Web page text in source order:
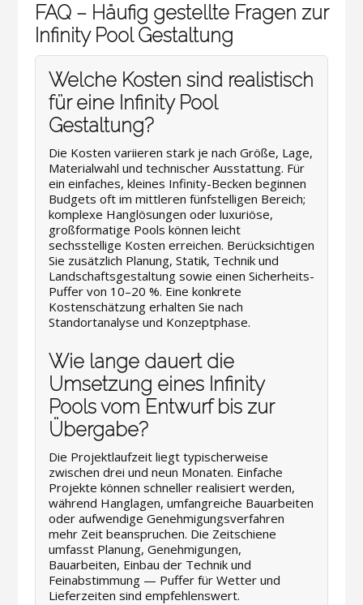
FAQ – Häufig gestellte Fragen zur
Infinity Pool Gestaltung
Welche Kosten sind realistisch
für eine Infinity Pool
Gestaltung?
Die Kosten variieren stark je nach Größe, Lage,
Materialwahl und technischer Ausstattung. Für
ein einfaches, kleines Infinity-Becken beginnen
Budgets oft im mittleren fünfstelligen Bereich;
komplexe Hanglösungen oder luxuriöse,
großformatige Pools können leicht
sechsstellige Kosten erreichen. Berücksichtigen
Sie zusätzlich Planung, Statik, Technik und
Landschaftsgestaltung sowie einen Sicherheits-
Puffer von 10–20 %. Eine konkrete
Kostenschätzung erhalten Sie nach
Standortanalyse und Konzeptphase.
Wie lange dauert die
Umsetzung eines Infinity
Pools vom Entwurf bis zur
Übergabe?
Die Projektlaufzeit liegt typischerweise
zwischen drei und neun Monaten. Einfache
Projekte können schneller realisiert werden,
während Hanglagen, umfangreiche Bauarbeiten
oder aufwendige Genehmigungsverfahren
mehr Zeit beanspruchen. Die Zeitschiene
umfasst Planung, Genehmigungen,
Bauarbeiten, Einbau der Technik und
Feinabstimmung — Puffer für Wetter und
Lieferzeiten sind empfehlenswert.